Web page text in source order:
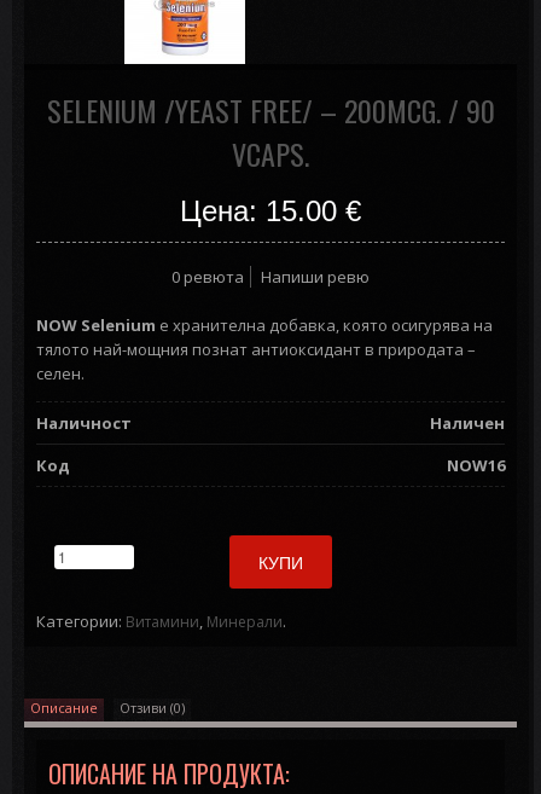
SELENIUM /YEAST FREE/ – 200MCG. / 90
VCAPS.
Цена: 15.00 €
0 ревюта Напиши ревю
NOW Selenium е хранителна добавка, която осигурява на
тялото най-мощния познат антиоксидант в природата –
селен.
Наличност
Наличен
Код
NOW16
КУПИ
Категории: Витамини, Минерали.
Описание Отзиви (0)
ОПИСАНИЕ НА ПРОДУКТА: